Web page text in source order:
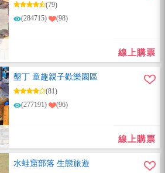
(79)
(284715)
(98)
線上購票
墾丁 童趣親子歡樂園區
(81)
(277191)
(96)
線上購票
水蛙窟部落 生態旅遊